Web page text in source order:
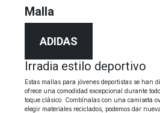
Malla
ADIDAS
Irradia estilo deportivo
Estas mallas para jóvenes deportistas se han
ofrece una comodidad excepcional durante
toque clásico. Combínalas con una camiseta
elegir materiales reciclados, podemos dar